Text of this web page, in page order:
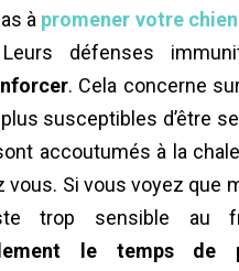
à promener votre
défenses
. Cela concerne
plus susceptibles d’être
accoutumés à la
vous. Si vous voyez que
trop sensible au
le temps de